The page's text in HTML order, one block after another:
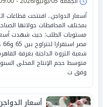
أسعار الدواجن.. افتتحت قطاعات
بمختلف المحافظات جولاتها
شعبة الثروة الداجنة بغرفة
وفق ت